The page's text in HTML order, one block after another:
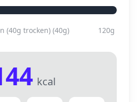
(40g trocken) (40g) 120g
kcal